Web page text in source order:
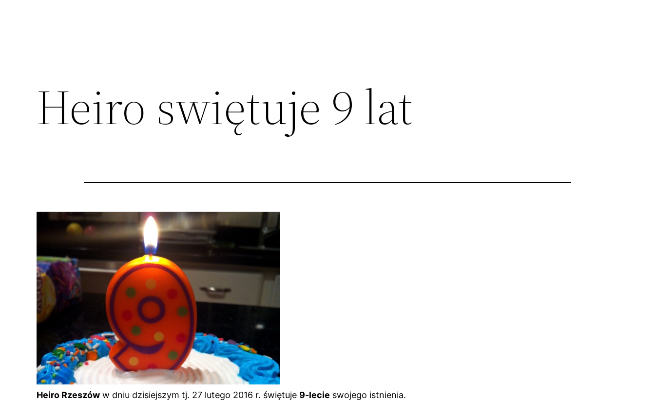
Heiro swiętuje 9 lat
Heiro Rzeszów w dniu dzisiejszym tj. 27 lutego 2016 r. świętuje 9-lecie swojego istnienia.